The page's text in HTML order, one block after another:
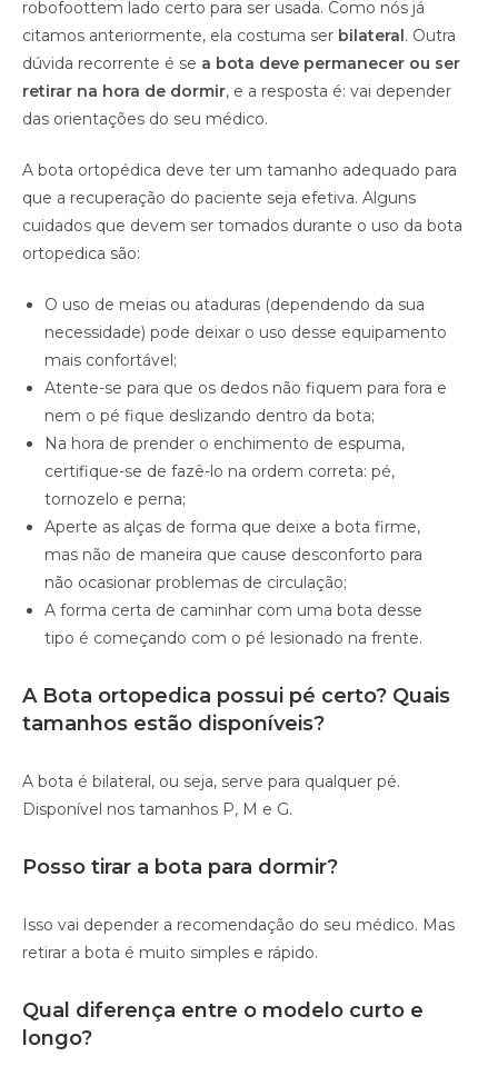
robofoottem lado certo para ser usada. Como nós já
citamos anteriormente, ela costuma ser bilateral. Outra
dúvida recorrente é se a bota deve permanecer ou ser
retirar na hora de dormir, e a resposta é: vai depender
das orientações do seu médico.
A bota ortopédica deve ter um tamanho adequado para
que a recuperação do paciente seja efetiva. Alguns
cuidados que devem ser tomados durante o uso da bota
ortopedica são:
O uso de meias ou ataduras (dependendo da sua
necessidade) pode deixar o uso desse equipamento
mais confortável;
Atente-se para que os dedos não fiquem para fora e
nem o pé fique deslizando dentro da bota;
Na hora de prender o enchimento de espuma,
certifique-se de fazê-lo na ordem correta: pé,
tornozelo e perna;
Aperte as alças de forma que deixe a bota firme,
mas não de maneira que cause desconforto para
não ocasionar problemas de circulação;
A forma certa de caminhar com uma bota desse
tipo é começando com o pé lesionado na frente.
A Bota ortopedica possui pé certo? Quais
tamanhos estão disponíveis?
A bota é bilateral, ou seja, serve para qualquer pé.
Disponível nos tamanhos P, M e G.
Posso tirar a bota para dormir?
Isso vai depender a recomendação do seu médico. Mas
retirar a bota é muito simples e rápido.
Qual diferença entre o modelo curto e
longo?